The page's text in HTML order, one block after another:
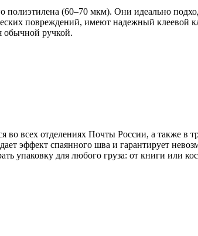
(60–70 мкм). Они идеально
повреждений, имеют надежный клеевой
обычной ручкой.
всех отделениях Почты России, а также в
эффект спаянного шва и гарантирует
для любого груза: от книги или